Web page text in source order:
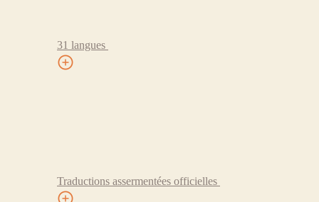
31 langues
Traductions assermentées officielles